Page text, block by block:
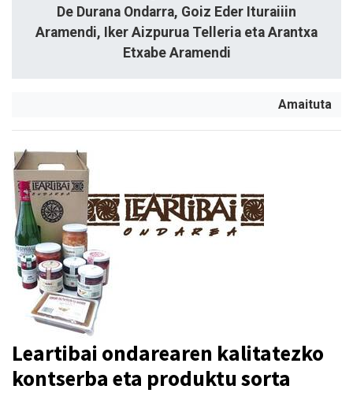
De Durana Ondarra, Goiz Eder Ituraiiin
Aramendi, Iker Aizpurua Telleria eta Arantxa
Etxabe Aramendi
Amaituta
Leartibai ondarearen kalitatezko
kontserba eta produktu sorta